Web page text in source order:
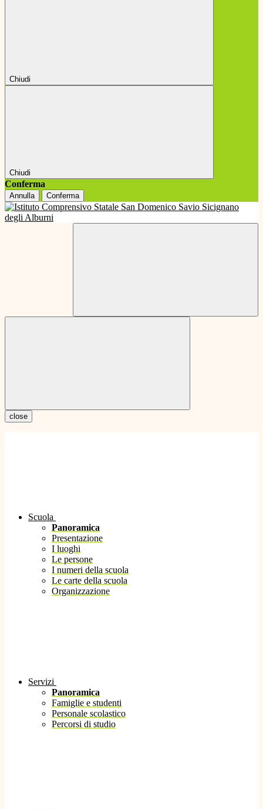
Chiudi
Chiudi
Conferma
Annulla Conferma
close
Scuola
Panoramica
Presentazione
I luoghi
Le persone
I numeri della scuola
Le carte della scuola
Organizzazione
Servizi
Panoramica
Famiglie e studenti
Personale scolastico
Percorsi di studio